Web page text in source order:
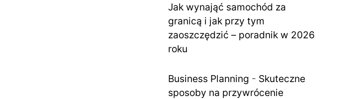
Jak wynająć samochód za
granicą i jak przy tym
zaoszczędzić – poradnik w 2026
roku
Business Planning - Skuteczne
sposoby na przywrócenie